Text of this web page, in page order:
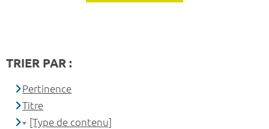
TRIER PAR :
Pertinence
Titre
[Type de contenu]